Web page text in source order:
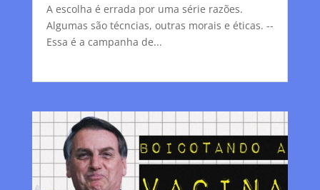
A escolha é errada por uma série razões.
Algumas são técncias, outras morais e éticas. --
Essa é a campanha de...